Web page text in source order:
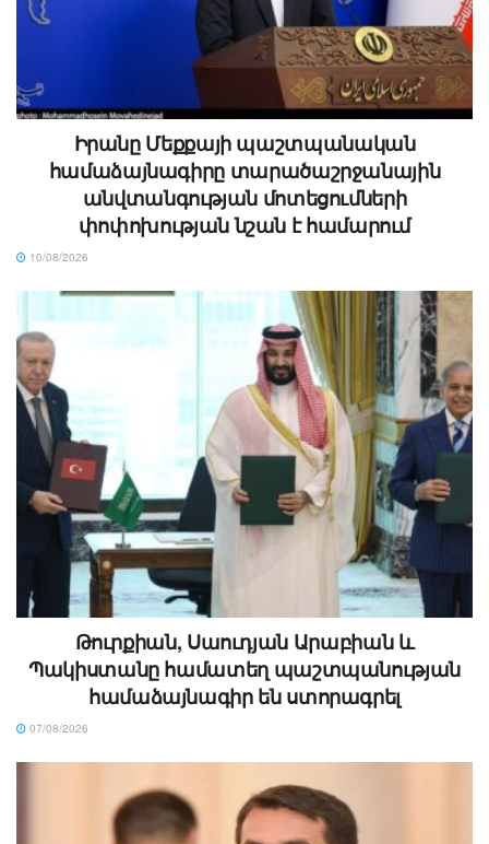
Իրանը Մեքքայի պաշտպանական
համաձայնագիրը տարածաշրջանային
անվտանգության մոտեցումների
փոփոխության նշան է համարում
10/08/2026
Թուրքիան, Սաուդյան Արաբիան և
Պակիստանը համատեղ պաշտպանության
համաձայնագիր են ստորագրել
07/08/2026